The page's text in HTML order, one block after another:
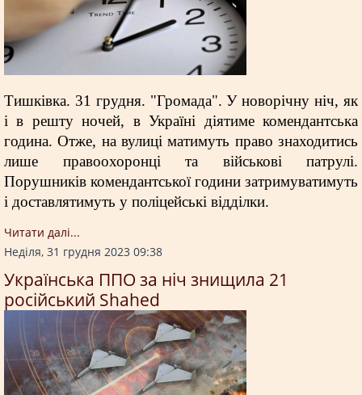
Тишківка. 31 грудня. "Громада". У новорічну ніч, як
і в решту ночей, в Україні діятиме комендантська
година. Отже, на вулиці матимуть право знаходитись
лише правоохоронці та військові патрулі.
Порушників комендантської години затримуватимуть
і доставлятимуть у поліцейські відділки.
Читати далi...
Неділя, 31 грудня 2023 09:38
Українська ППО за ніч знищила 21
російський Shahed